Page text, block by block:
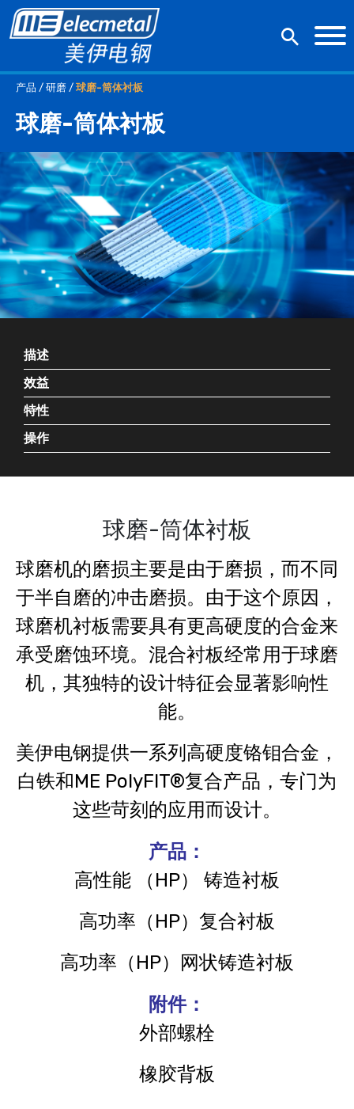
产品 / 研磨 / 球磨-筒体衬板
球磨-筒体衬板
描述
效益
特性
操作
球磨-筒体衬板
球磨机的磨损主要是由于磨损，而不同
于半自磨的冲击磨损。由于这个原因，
球磨机衬板需要具有更高硬度的合金来
承受磨蚀环境。混合衬板经常用于球磨
机，其独特的设计特征会显著影响性
能。
美伊电钢提供一系列高硬度铬钼合金，
白铁和ME PolyFIT®复合产品，专门为
这些苛刻的应用而设计。
产品：
高性能 （HP） 铸造衬板
高功率（HP）复合衬板
高功率（HP）网状铸造衬板
附件：
外部螺栓
橡胶背板